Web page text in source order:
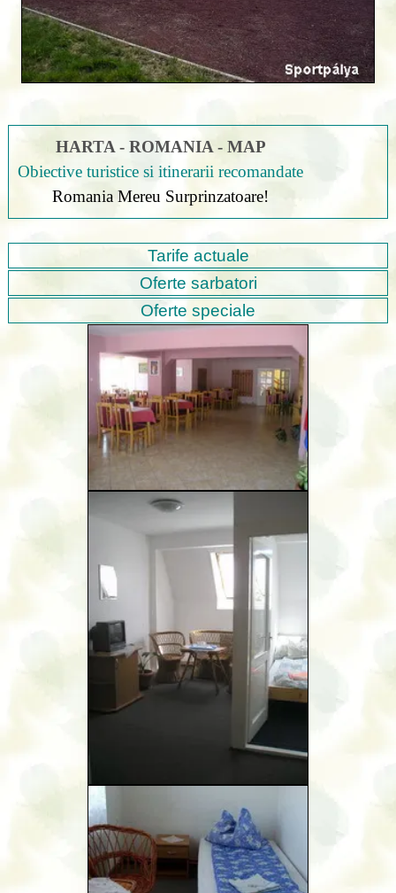
HARTA - ROMANIA - MAP
Obiective turistice si itinerarii recomandate
Romania Mereu Surprinzatoare!
Tarife actuale
Oferte sarbatori
Oferte speciale